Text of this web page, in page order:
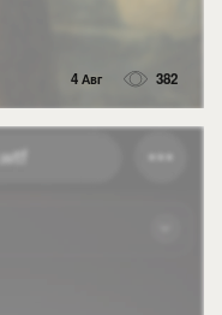
4 Авг 382